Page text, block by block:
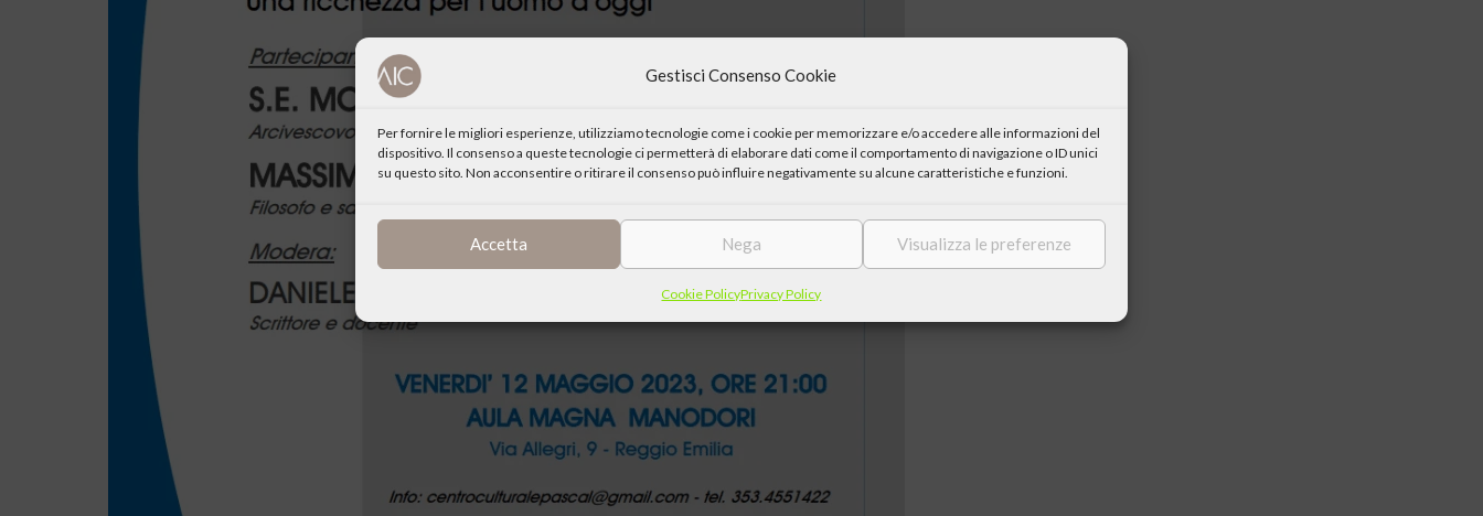
Gestisci Consenso Cookie
Per fornire le migliori esperienze, utilizziamo tecnologie come i cookie per memorizzare e/o accedere alle informazioni del
dispositivo. Il consenso a queste tecnologie ci permetterà di elaborare dati come il comportamento di navigazione o ID unici
su questo sito. Non acconsentire o ritirare il consenso può influire negativamente su alcune caratteristiche e funzioni.
Accetta Nega Visualizza le preferenze
Cookie PolicyPrivacy Policy